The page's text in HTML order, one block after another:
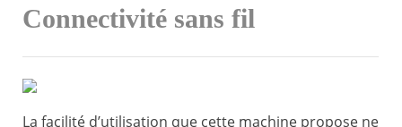
Connectivité sans fil
La facilité d’utilisation que cette machine propose ne